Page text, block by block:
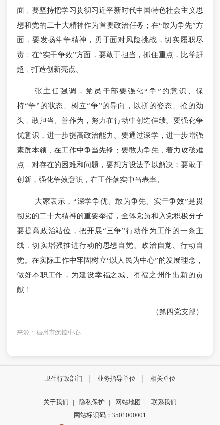
面，要坚持把学习贯彻习近平新时代中国特色社会主义思
想和党的二十大精神作为首要政治任务；在“敢为争先”方
面，要发扬斗争精神，勇于面对风险挑战，切实履职尽
责；在“实干争效”方面，要敢于担当，抓住重点，比学赶
超，打造创新亮点。
张主任强调，党员干部要强化“争”的意识、保
持“争”的状态、树立“争”的导向，以拼的姿态、抢的劲
头，敢担当、善作为，努力在行动中创造佳绩。要强化争
优意识，进一步提高政治能力。要通过深学，进一步增强
素质本领，在工作中争当先锋；要敢为争先，着力攻破难
点，对存在的困难和问题，要想方设法予以解决；要敢于
创新，强化争效意识，在工作落实中当表率。
大家表示，“深学争优、敢为争先、实干争效”是贯
彻党的二十大精神的重要举措，全体党员和入党积极分子
要提高政治站位，把开展“三争”行动作为工作的一条主
线，切实增强推进行动的思想自觉、政治自觉、行动自
觉。在实际工作中牢固树立“以人民为中心”的发展理念，
做好本职工作，为建设幸福之城、有福之州作出新的贡
献！
（第四党支部）
来源：福州市疾控中心
卫生行政部门 业务指导单位 相关单位
关于我们 | 隐私保护 | 网站地图 |
联系我们
网站标识码：3501000001